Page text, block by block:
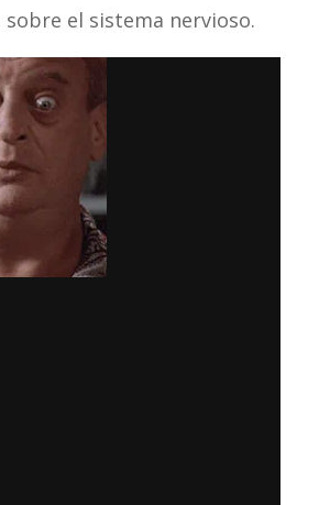
el sistema nervioso.